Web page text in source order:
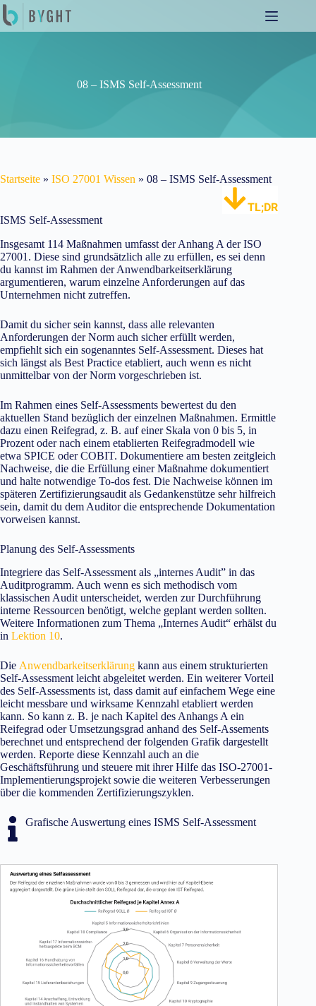
Zum
Inhalt
springen
08 – ISMS Self-Assessment
Startseite » ISO 27001 Wissen » 08 – ISMS Self-Assessment
TL;DR
ISMS Self-Assessment
Insgesamt 114 Maßnahmen umfasst der Anhang A der ISO
27001. Diese sind grundsätzlich alle zu erfüllen, es sei denn
du kannst im Rahmen der Anwendbarkeitserklärung
argumentieren, warum einzelne Anforderungen auf das
Unternehmen nicht zutreffen.
Damit du sicher sein kannst, dass alle relevanten
Anforderungen der Norm auch sicher erfüllt werden,
empfiehlt sich ein sogenanntes Self-Assessment. Dieses hat
sich längst als Best Practice etabliert, auch wenn es nicht
unmittelbar von der Norm vorgeschrieben ist.
Im Rahmen eines Self-Assessments bewertest du den
aktuellen Stand bezüglich der einzelnen Maßnahmen. Ermittle
dazu einen Reifegrad, z. B. auf einer Skala von 0 bis 5, in
Prozent oder nach einem etablierten Reifegradmodell wie
etwa SPICE oder COBIT. Dokumentiere am besten zeitgleich
Nachweise, die die Erfüllung einer Maßnahme dokumentiert
und halte notwendige To-dos fest. Die Nachweise können im
späteren Zertifizierungsaudit als Gedankenstütze sehr hilfreich
sein, damit du dem Auditor die entsprechende Dokumentation
vorweisen kannst.
Planung des Self-Assessments
Integriere das Self-Assessment als „internes Audit” in das
Auditprogramm. Auch wenn es sich methodisch vom
klassischen Audit unterscheidet, werden zur Durchführung
interne Ressourcen benötigt, welche geplant werden sollten.
Weitere Informationen zum Thema „Internes Audit“ erhälst du
in Lektion 10.
Die Anwendbarkeitserklärung kann aus einem strukturierten
Self-Assessment leicht abgeleitet werden. Ein weiterer Vorteil
des Self-Assessments ist, dass damit auf einfachem Wege eine
leicht messbare und wirksame Kennzahl etabliert werden
kann. So kann z. B. je nach Kapitel des Anhangs A ein
Reifegrad oder Umsetzungsgrad anhand des Self-Assements
berechnet und entsprechend der folgenden Grafik dargestellt
werden. Reporte diese Kennzahl auch an die
Geschäftsführung und steuere mit ihrer Hilfe das ISO-27001-
Implementierungsprojekt sowie die weiteren Verbesserungen
über die kommenden Zertifizierungszyklen.
Grafische Auswertung eines ISMS Self-Assessment